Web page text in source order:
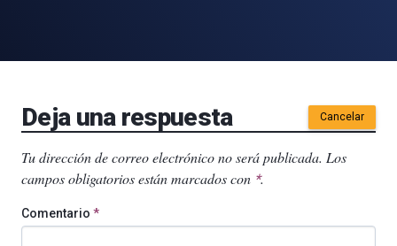
Deja una respuesta Cancelar
Tu dirección de correo electrónico no será publicada. Los
campos obligatorios están marcados con *.
Comentario *